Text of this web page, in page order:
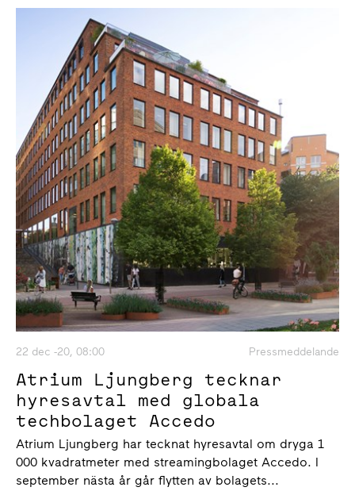
22 dec -20, 08:00 Pressmeddelande
Atrium Ljungberg tecknar
hyresavtal med globala
techbolaget Accedo
Atrium Ljungberg har tecknat hyresavtal om dryga 1
000 kvadratmeter med streamingbolaget Accedo. I
september nästa år går flytten av bolagets...